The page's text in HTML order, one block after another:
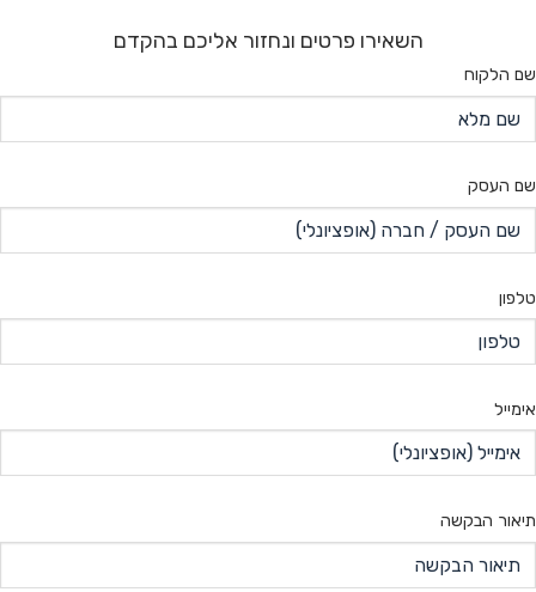
השאירו פרטים ונחזור אליכם בהקדם
שם הלקוח
שם העסק
טלפון
אימייל
תיאור הבקשה